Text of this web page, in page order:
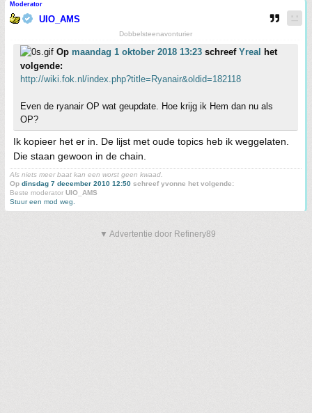
Moderator
UIO_AMS
Dobbelsteenavonturier
Op maandag 1 oktober 2018 13:23 schreef Yreal het
volgende:
http://wiki.fok.nl/index.php?title=Ryanair&oldid=182118
Even de ryanair OP wat geupdate. Hoe krijg ik Hem dan nu als
OP?
Ik kopieer het er in. De lijst met oude topics heb ik weggelaten.
Die staan gewoon in de chain.
Als niets meer baat kan een worst geen kwaad.
Op dinsdag 7 december 2010 12:50 schreef yvonne het volgende:
Beste moderator UIO_AMS
Stuur een mod weg.
▼ Advertentie door Refinery89